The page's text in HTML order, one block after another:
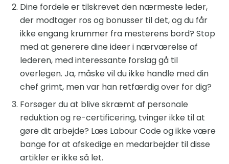
Dine fordele er tilskrevet den nærmeste leder,
der modtager ros og bonusser til det, og du får
ikke engang krummer fra mesterens bord? Stop
med at generere dine ideer i nærværelse af
lederen, med interessante forslag gå til
overlegen. Ja, måske vil du ikke handle med din
chef grimt, men var han retfærdig over for dig?
Forsøger du at blive skræmt af personale
reduktion og re-certificering, tvinger ikke til at
gøre dit arbejde? Læs Labour Code og ikke være
bange for at afskedige en medarbejder til disse
artikler er ikke så let.